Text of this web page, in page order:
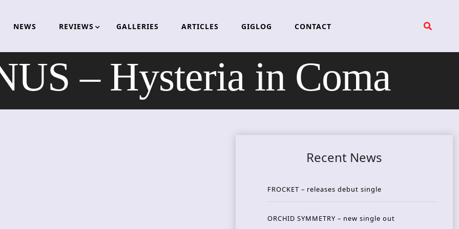
NEWS REVIEWS GALLERIES ARTICLES GIGLOG CONTACT
– Hysteria in Coma
Recent News
FROCKET – releases debut single
ORCHID SYMMETRY – new single out